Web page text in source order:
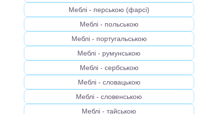
Меблі - перською (фарсі)
Меблі - польською
Меблі - португальською
Меблі - румунською
Меблі - сербською
Меблі - словацькою
Меблі - словенською
Меблі - тайською